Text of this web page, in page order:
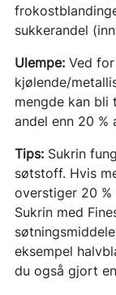
sukkerandel
Ulempe:Ved for
kjølende/
mengde kan
andel enn 20
Tips:Sukrin
søtstoff. Hvis
overstiger 20
Sukrin med
eksempel
du også gjort